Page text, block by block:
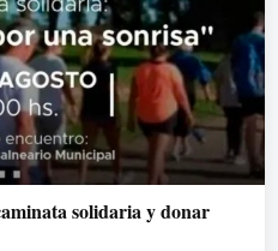
solidaria y donar